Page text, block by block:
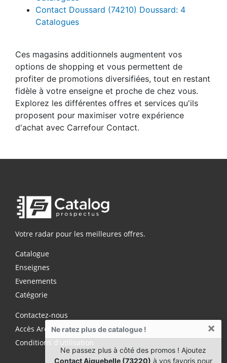
Ne ratez plus de catalogue ! ×
Ne passez plus à côté des promos ! Ajoutez
Contact Aiguebelle (73220) à vos favoris pour
Contact Doussard (74210) Doussard: 4
Catalogues
Ces magasins additionnels augmentent vos
options de shopping et vous permettent de
profiter de promotions diversifiées, tout en restant
fidèle à votre enseigne et proche de chez vous.
Explorez les différentes offres et services qu'ils
proposent pour maximiser votre expérience
d'achat avec Carrefour Contact.
Votre radar pour les meilleures offres.
Catalogue
Enseignes
Evenements
Catégorie
Contactez-nous
Accès Archives Premium
Conditions d'utilisation